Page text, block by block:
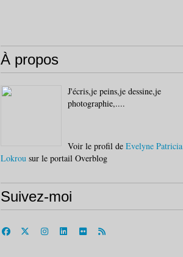
À propos
J'écris,je peins,je dessine,je
photographie,....
Voir le profil de Evelyne Patricia
Lokrou sur le portail Overblog
Suivez-moi